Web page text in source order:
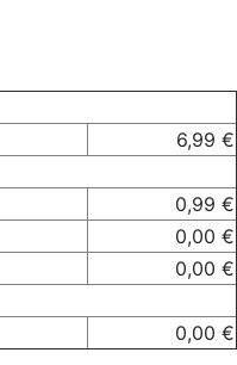
6,99 €
0,99 €
0,00 €
0,00 €
0,00 €